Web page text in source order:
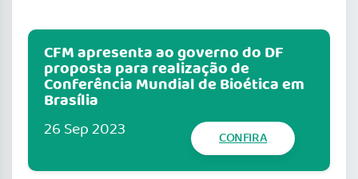
CFM apresenta ao governo do DF
proposta para realização de
Conferência Mundial de Bioética em
Brasília
26 Sep 2023 CONFIRA